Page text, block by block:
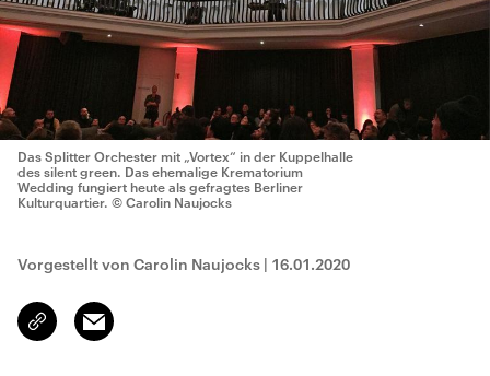
Das Splitter Orchester mit „Vortex“ in der Kuppelhalle
des silent green. Das ehemalige Krematorium
Wedding fungiert heute als gefragtes Berliner
Kulturquartier. © Carolin Naujocks
Vorgestellt von Carolin Naujocks | 16.01.2020
Link
kopieren/teilen
Email